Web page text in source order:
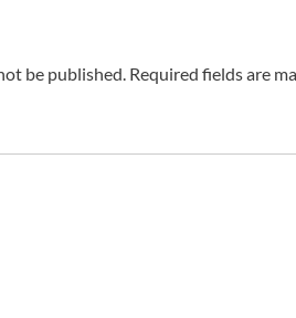
be published. Required fields are